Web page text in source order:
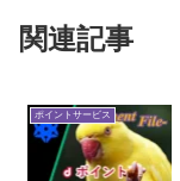
関連記事
ポイントサービス